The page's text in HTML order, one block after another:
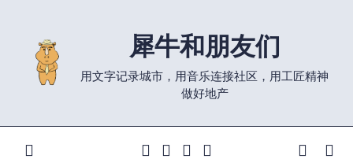
content
犀牛和朋友们
用文字记录城市，用音乐连接社区，用工匠精神
做好地产